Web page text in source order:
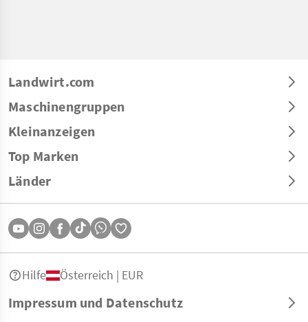
Landwirt.com
Maschinengruppen
Kleinanzeigen
Top Marken
Länder
Impressum und Datenschutz
Hilfe Österreich | EUR